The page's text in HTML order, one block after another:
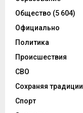
Общество (5 604)
Официально
Политика
Происшествия
СВО
Сохраняя традиции
Спорт